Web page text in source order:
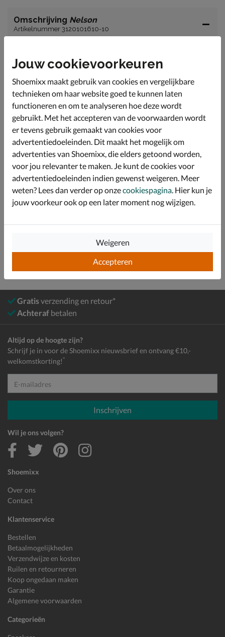
Omschrijving Nelson
Artikelnummer 3120101610-10
Een riem maakt je hele look compleet. Deze strakke
riem past bij zowel casual als formelere looks.
Gemaakt van suède wat een luxe uitstraling geeft.
Wij adviseren leren riemen af en toe te behandelen met
een leerverzorging. Zo blijft de kleur mooier en het
materiaal behoud zijn flexibiliteit.
Specificaties
Over Nelson
Bekijk meer
Riemen
Gratisverzending en retour*
Achteraf betalen
Shoemixx
Over ons
Contact
Klantenservice
Bestellen
Betaalmogelijkheden
Verzendwijze en kosten
Ruilen en retourneren
Koop ongedaan maken
Garantie
Algemene voorwaarden
Categorieën
Altijd op de hoogte zijn?
Schrijf je in voor de Shoemixx nieuwsbrief en ontvang €10,-
welkomstkorting! *
E-mailadres
Inschrijven
Wil je ons volgen?
Jouw cookievoorkeuren
Shoemixx maakt gebruik van cookies en vergelijkbare
technieken om haar website goed te kunnen laten
functioneren en om te analyseren hoe deze wordt
gebruikt. Met het accepteren van de voorwaarden wordt
er tevens gebruik gemaakt van cookies voor
advertentiedoeleinden. Dit maakt het mogelijk om
advertenties van Shoemixx, die elders getoond worden,
voor jou relevanter te maken. Je kunt de cookies voor
advertentiedoeleinden indien gewenst weigeren. Meer
weten? Lees dan verder op onzecookiespagina. Hier kun je
jouw voorkeur ook op een later moment nog wijzigen.
Accepteren
Weigeren